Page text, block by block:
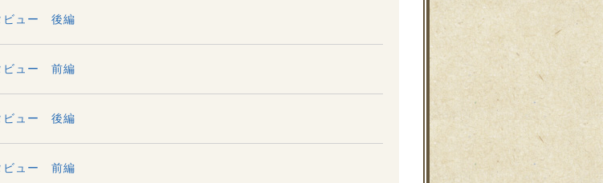
ビュー 後編
ビュー 前編
ビュー 後編
ビュー 前編